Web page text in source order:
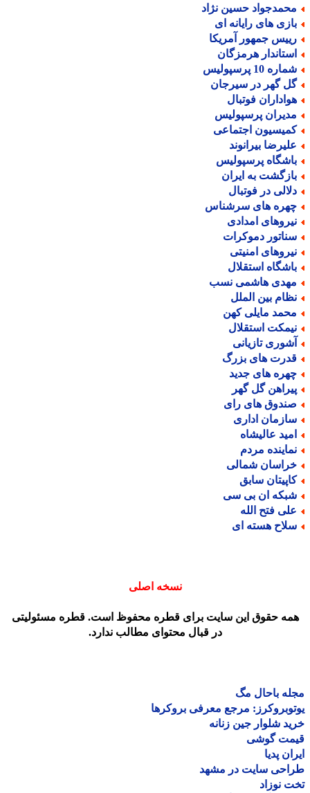
حسین نژاد
های رایانه ای
جمهور آمریکا
هرمزگان
10 پرسپولیس
گهر در سیرجان
فوتبال
پرسپولیس
اجتماعی
بیرانوند
پرسپولیس
به ایران
در فوتبال
های سرشناس
امدادی
دموکرات
امنیتی
استقلال
هاشمی نسب
بین الملل
مایلی کهن
استقلال
تازیانی
های بزرگ
های جدید
گل گهر
های رای
اداری
عالیشاه
مردم
شمالی
سابق
ان بی سی
فتح الله
هسته ای
نسخه اصلی
حقوق این سایت برای قطره محفوظ است. قطره مسئولیتی
در قبال محتوای مطالب ندارد.
باحال مگ
مرجع معرفی بروکرها
شلوار جین زنانه
گوشی
پدیا
سایت در مشهد
نوزاد